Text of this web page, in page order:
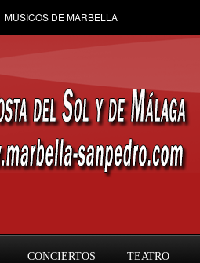
MÚSICOS DE MARBELLA
CONCIERTOS TEATRO